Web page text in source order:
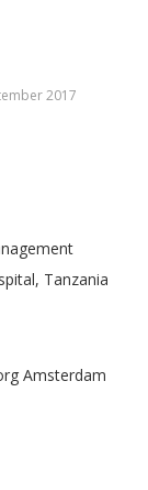
2017
Tanzania
Amsterdam